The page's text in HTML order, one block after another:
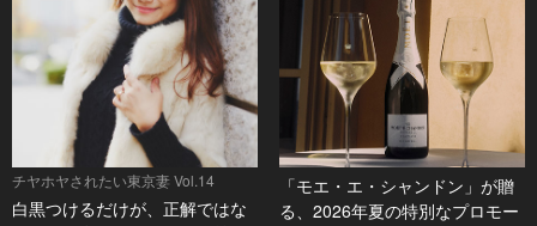
チヤホヤされたい東京妻 Vol.14
白黒つけるだけが、正解ではな
「モエ・エ・シャンドン」が贈
る、2026年夏の特別なプロモー